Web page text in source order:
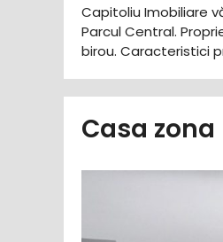
Capitoliu Imobiliare
Parcul Central.
birou. ​Caracteristici
Casa